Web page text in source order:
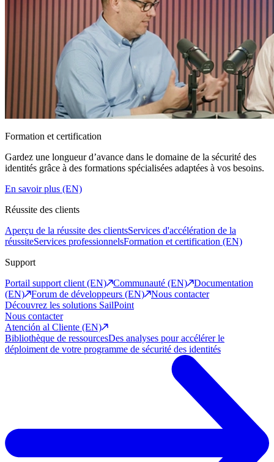
Formation et certification
Gardez une longueur d’avance dans le domaine de la sécurité des
identités grâce à des formations spécialisées adaptées à vos besoins.
En savoir plus (EN)
Réussite des clients
Aperçu de la réussite des clientsServices d'accélération de la
réussiteServices professionnelsFormation et certification (EN)
Support
Portail support client (EN)
Communauté (EN)
Documentation
(EN)
Forum de développeurs (EN)
Nous contacter
Découvrez les solutions SailPoint
Nous contacter
Atención al Cliente (EN)
Bibliothèque de ressourcesDes analyses pour accélérer le
déploiment de votre programme de sécurité des identités